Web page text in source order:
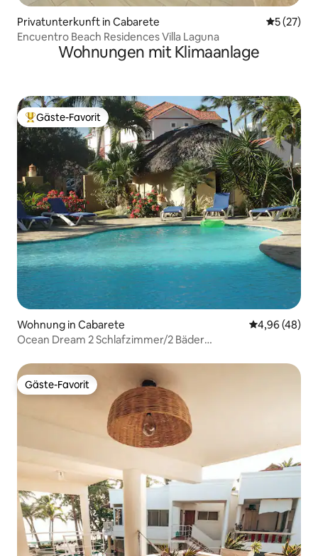
Privatunterkunft in Cabarete
5 (27)
Encuentro Beach Residences Villa Laguna
Wohnungen mit Klimaanlage
Beliebter Gäste-Favorit.
Gäste-Favorit
Wohnung in Cabarete
4,96 (48)
Ocean Dream 2 Schlafzimmer/2 Bäder
Gäste-Favorit
Gäste-Favorit